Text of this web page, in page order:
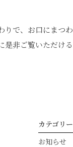
りで、お口にまつわ
是非ご覧いただける
カテゴリー
お知らせ